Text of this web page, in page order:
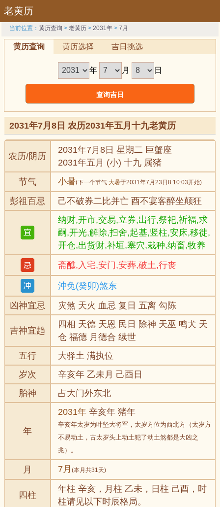
老黄历
当前位置：黄历查询 >老黄历 >2031年 >7月
黄历查询 黄历选择 吉日挑选
年 月 日
2031年7月8日 农历2031年五月十九老黄历
农历/阴历
2031年7月8日 星期二 巨蟹座
2031年五月 (小) 十九 属猪
节气
小暑(下一个节气:大暑于2031年7月23日8:10:03开始)
彭祖百忌
己不破券二比并亡 酉不宴客醉坐颠狂
纳财,开市,交易,立券,出行,祭祀,祈福,求
嗣,开光,解除,扫舍,起基,竖柱,安床,移徙,
开仓,出货财,补垣,塞穴,栽种,纳畜,牧养
斋醮,入宅,安门,安葬,破土,行丧
沖兔(癸卯)煞东
凶神宜忌
灾煞 天火 血忌 复日 五离 勾陈
吉神宜趋
四相 天德 天恩 民日 除神 天巫 鸣犬 天
仓 福德 月德合 续世
五行
大驿土 满执位
岁次
辛亥年 乙未月 己酉日
胎神
占大门外东北
年
2031年 辛亥年 猪年
辛亥年太岁为叶坚大将军，太岁方位为西北方（太岁方
不易动土，古太岁头上动土犯了动土煞都是大凶之
兆）。
月 7月(本月共31天)
四柱
年柱 辛亥，月柱 乙未，日柱 己酉，时
柱请见以下时辰格局。